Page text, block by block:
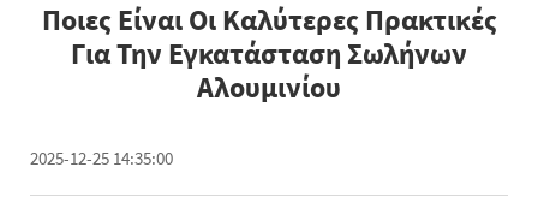
Ποιες Είναι Οι Καλύτερες Πρακτικές
Για Την Εγκατάσταση Σωλήνων
Αλουμινίου
2025-12-25 14:35:00